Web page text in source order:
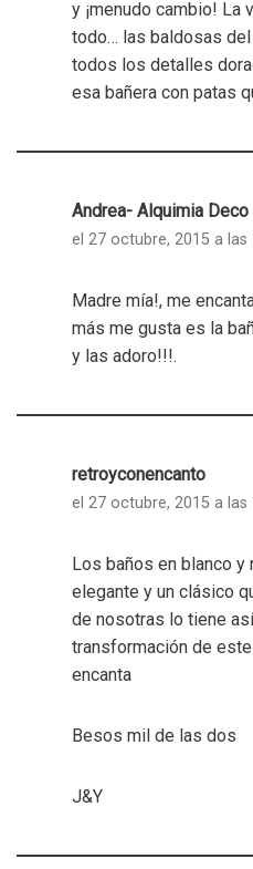
y ¡menudo cambio! La
todo… las baldosas
todos los detalles
esa bañera con patas
Andrea- Alquimia Deco
el 27 octubre, 2015 a las
Madre mía!, me
más me gusta es la
y las adoro!!!.
retroyconencanto
el 27 octubre, 2015 a las
Los baños en blanco y
elegante y un clásico
de nosotras lo tiene
transformación de
encanta
Besos mil de las dos
J&Y